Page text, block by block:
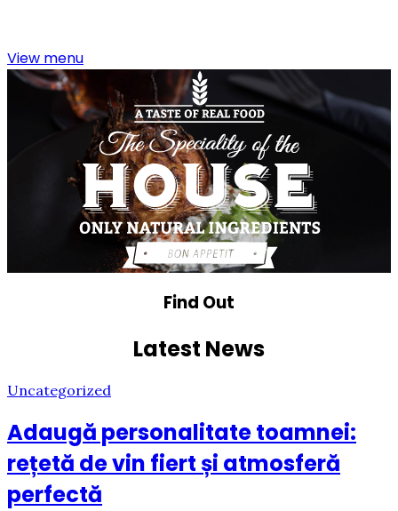
View menu
Find Out
Latest News
Uncategorized
Adaugă personalitate toamnei:
rețetă de vin fiert și atmosferă
perfectă